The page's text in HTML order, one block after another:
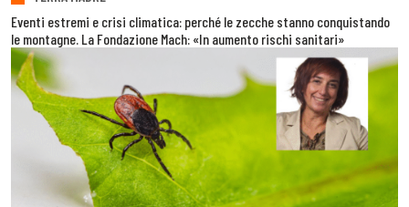
Eventi estremi e crisi climatica: perché le zecche stanno conquistando
le montagne. La Fondazione Mach: «In aumento rischi sanitari»